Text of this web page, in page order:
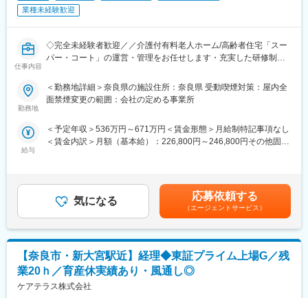
配属先の施設には、約30～40名のスタッフがいますので、スタッ
フと協力して施設運営にあたります。
■教育制度
当社では“人材は人財”という考えのもと、研修体制を充実させてい
て学びつつ、介護研修や資格取得などを行っていただきます。
エリアマネージャーや先輩施設長についてOJTという形で仕事を
ル向上のための「ケアマイスター制度」やマネジメント研修など
も行っております。
■スーパー・コートについて：
「スーパー・コートがあるから老後が安心だ」と思って頂く事を
使命としています。その為に私たちは常に安全・清潔・イキイキ
した生活を提供すると共にご家族の気持ちになって、親身にお世
話を致します。求める人物像は「自律型感動人間」。お客様と働
く仲間に感謝と感動の気持ちを持って接し、自身で考える事で人
間的成長を求め続けます。
業種未経験歓迎
仕事内容
◇完全未経験者歓迎／／介護付有料老人ホーム/高齢者住宅「スー
パー・コート」の運営・管理をお任せします・充実した研修制度
過去、飲食店店長や販売サービス経験者など入社しております！
■業務概要
げている当社にて、施設運営をお任せいたします。チャレンジの
精神を社内でかかげており、自身でやりたい事ができるような社
・施設スタッフの勤怠管理とモチベーションマネジメント
・入居者様の満足度向上のための施策立案・実施
・自治体スタッフや近隣住民との交流など、幅広いコミュニケー
ション
・ご入居者や、そのご家族との親密なコミュニケーション
※夜間対応や呼び出しなどはほとんどございません。
■入社後の流れ
まずは副施設長として、現場業務を学んでいただきます。
勤務地
＜勤務地詳細＞奈良県の施設住所：奈良県 受動喫煙対策：屋内全
面禁煙変更の範囲：会社の定める事業所
給与
＜予定年収＞536万円～671万円＜賃金形態＞月給制特記事項なし
＜賃金内訳＞月額（基本給）：226,800円～246,800円その他固定
リアマネージャー（入社5年目）年収800万円/部長（入社10年
目）賃金はあくまでも目安の金額であり、選考を通じて上下する
可能性があります。月給(月額)は固定手当を含めた表記です。
気になる 応募依頼する
（エージェントサービス）
【奈良市・新大宮駅近】経理◆東証プライム上場G／残
業20ｈ／育産休実績あり・風通し◎
ケアテラス株式会社